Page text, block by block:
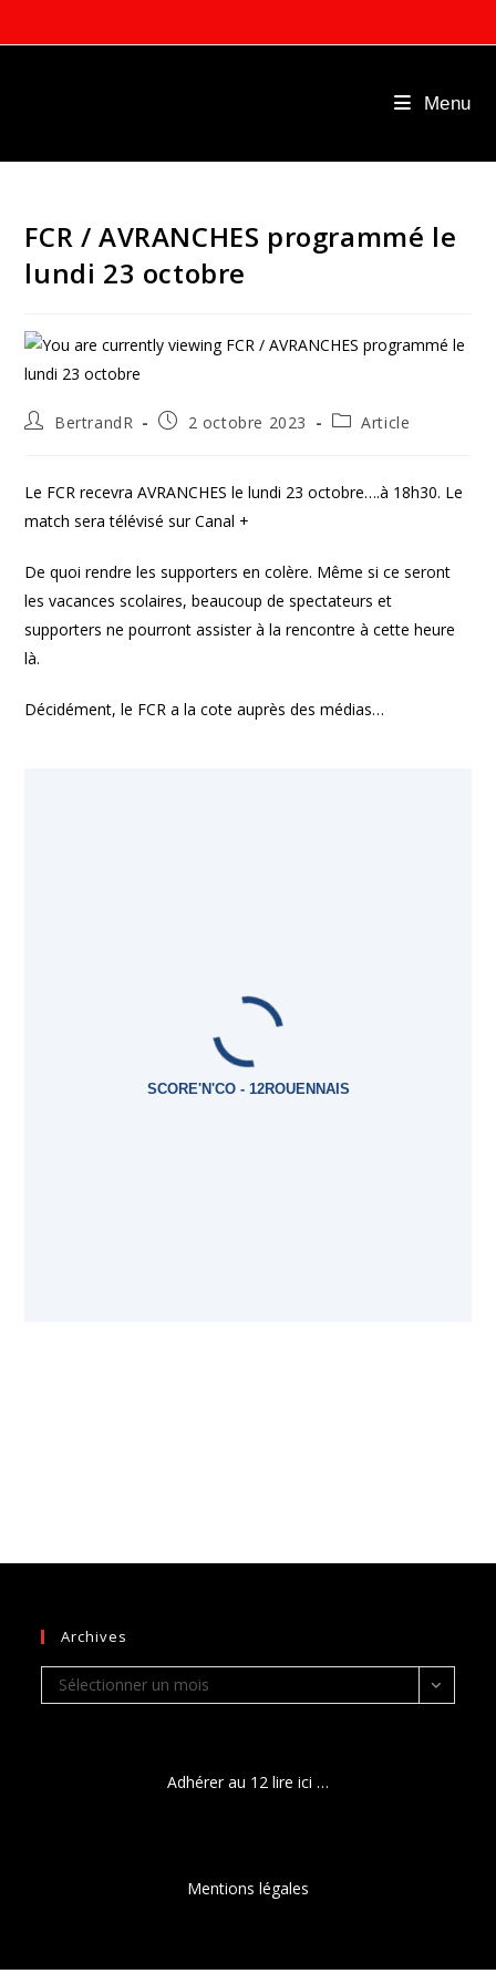
to
Menu
FCR / AVRANCHES programmé le
lundi 23 octobre
Auteur/autrice
publication :
BertrandR
Publication
2 octobre 2023
PostArticle
Le FCR recevra AVRANCHES le lundi 23 octobre….à 18h30. Le
match sera télévisé sur Canal +
De quoi rendre les supporters en colère. Même si ce seront
les vacances scolaires, beaucoup de spectateurs et
supporters ne pourront assister à la rencontre à cette heure
là.
Décidément, le FCR a la cote auprès des médias…
SCORE'N'CO - 12ROUENNAIS
Archives
Archives
Sélectionner un mois
Adhérer au 12 lire ici …
Mentions légales